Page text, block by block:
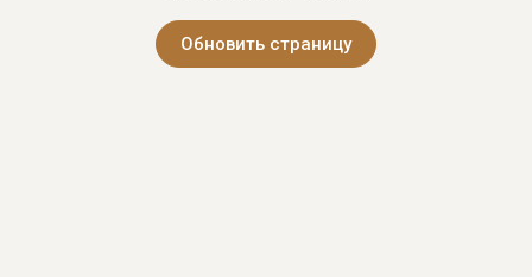
Обновить страницу